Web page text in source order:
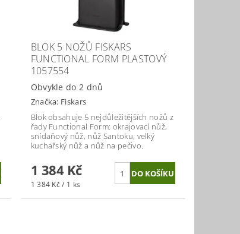
BLOK 5 NOŽŮ FISKARS
FUNCTIONAL FORM PLASTOVÝ
1057554
Obvykle do 2 dnů
Značka: Fiskars
Blok obsahuje 5 nejdůležitějších nožů z
řady Functional Form: okrajovací nůž,
snídaňový nůž, nůž Santoku, velký
kuchařský nůž a nůž na pečivo.
1 384 Kč
1 384 Kč / 1 ks